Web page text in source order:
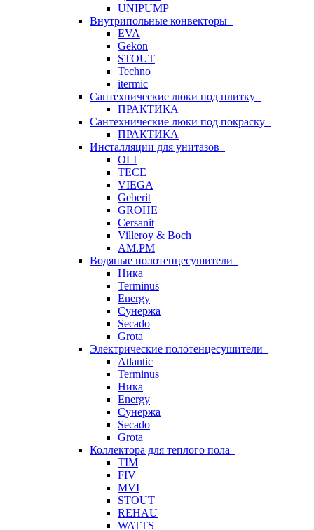
UNIPUMP
Внутрипольные конвекторы
EVA
Gekon
STOUT
Techno
itermic
Сантехнические люки под плитку
ПРАКТИКА
Сантехнические люки под покраску
ПРАКТИКА
Инсталляции для унитазов
OLI
TECE
VIEGA
Geberit
GROHE
Cersanit
Villeroy & Boch
AM.PM
Водяные полотенцесушители
Ника
Terminus
Energy
Сунержа
Secado
Grota
Электрические полотенцесушители
Atlantic
Terminus
Ника
Energy
Сунержа
Secado
Grota
Коллектора для теплого пола
TIM
FIV
MVI
STOUT
REHAU
WATTS